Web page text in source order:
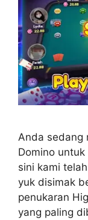
Anda sedang
Domino
sini kami
yuk disimak
penukaran
yang paling